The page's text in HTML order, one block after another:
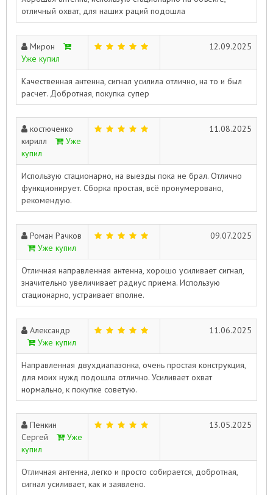
отличный охват, для наших раций подошла
Мирон
Уже купил
12.09.2025
Качественная антенна, сигнал усилила отлично, на то и был
расчет. Добротная, покупка супер
костюченко
кирилл
Уже
купил
11.08.2025
Использую стационарно, на выезды пока не брал. Отлично
функционирует. Сборка простая, всё пронумеровано,
рекомендую.
Роман Рачков
Уже купил
09.07.2025
Отличная направленная антенна, хорошо усиливает сигнал,
значительно увеличивает радиус приема. Использую
стационарно, устраивает вполне.
Александр
Уже купил
11.06.2025
Направленная двухдиапазонка, очень простая конструкция,
для моих нужд подошла отлично. Усиливает охват
нормально, к покупке советую.
Пенкин
Сергей
Уже
купил
13.05.2025
Отличная антенна, легко и просто собирается, добротная,
сигнал усиливает, как и заявлено.